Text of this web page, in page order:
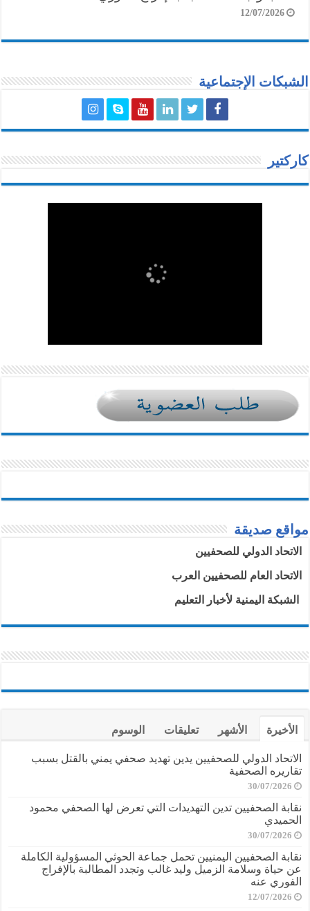
12/07/2026
الشبكات الإجتماعية
كاركتير
مواقع صديقة
الاتحاد الدولي للصحفيين
الاتحاد العام للصحفيين العرب
الشبكة اليمنية لأخبار التعليم
الأخيرة الأشهر تعليقات الوسوم
الاتحاد الدولي للصحفيين يدين تهديد صحفي يمني بالقتل بسبب
تقاريره الصحفية
30/07/2026
نقابة الصحفيين تدين التهديدات التي تعرض لها الصحفي محمود
الحميدي
30/07/2026
نقابة الصحفيين اليمنيين تحمل جماعة الحوثي المسؤولية الكاملة
عن حياة وسلامة الزميل وليد غالب وتجدد المطالبة بالإفراج
الفوري عنه
12/07/2026